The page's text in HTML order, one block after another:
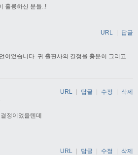
훌륭하신 분들..!
이었습니다. 귀 출판사의 결정을 충분히 그리고
URL 답글
정이었을텐데
URL 답글 수정 삭제
URL | 답글 | 수정 | 삭제